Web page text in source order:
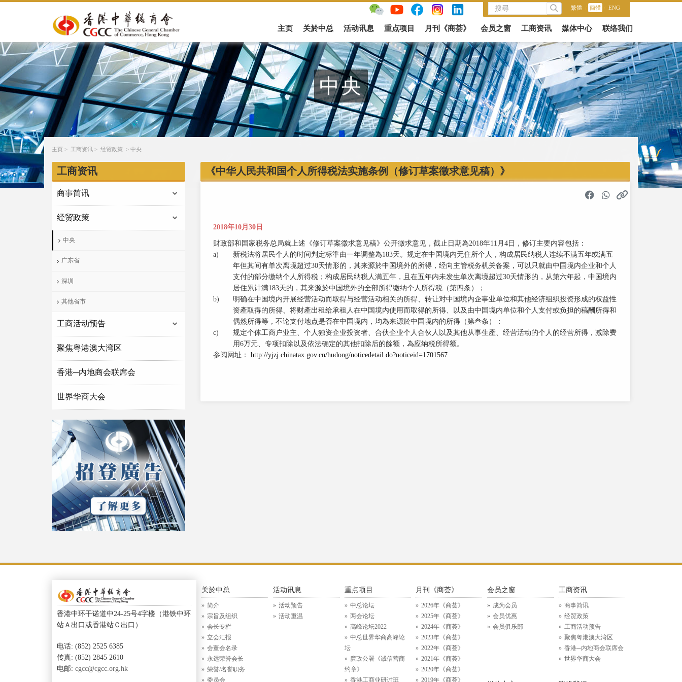
繁體 簡體 ENG
主页 关於中总 活动讯息 重点项目 月刊《商荟》 会员之窗 工商资讯 媒体中心 联络我们
中央
主页 > 工商资讯 > 经贸政策 > 中央
工商资讯
商事简讯
经贸政策
中央
广东省
深圳
其他省市
工商活动预告
聚焦粤港澳大湾区
香港─内地商会联席会
世界华商大会
《中华人民共和国个人所得税法实施条例（修订草案徵求意见稿）》
2018年10月30日
财政部和国家税务总局就上述《修订草案徵求意见稿》公开徵求意见，截止日期為2018年11月4日，修订主要内容包括：
a)
新税法将居民个人的时间判定标準由一年调整為183天。规定在中国境内无住所个人，构成居民纳税人连续不满五年或满五
年但其间有单次离境超过30天情形的，其来源於中国境外的所得，经向主管税务机关备案，可以只就由中国境内企业和个人
支付的部分缴纳个人所得税；构成居民纳税人满五年，且在五年内未发生单次离境超过30天情形的，从第六年起，中国境内
居住累计满183天的，其来源於中国境外的全部所得缴纳个人所得税（第四条）；
b)
明确在中国境内开展经营活动而取得与经营活动相关的所得、转让对中国境内企事业单位和其他经济组织投资形成的权益性
资產取得的所得、将财產出租给承租人在中国境内使用而取得的所得、以及由中国境内单位和个人支付或负担的稿酬所得和
偶然所得等，不论支付地点是否在中国境内，均為来源於中国境内的所得（第叁条）：
c)
规定个体工商户业主、个人独资企业投资者、合伙企业个人合伙人以及其他从事生產、经营活动的个人的经营所得，减除费
用6万元、专项扣除以及依法确定的其他扣除后的餘额，為应纳税所得额。
参阅网址： http://yjzj.chinatax.gov.cn/hudong/noticedetail.do?noticeid=1701567
香港中环干诺道中24-25号4字楼（港铁中环
站Ａ出口或香港站Ｃ出口）
电话: (852) 2525 6385
传真: (852) 2845 2610
电邮: cgcc@cgcc.org.hk
关於中总
简介
宗旨及组织
会长专栏
立会汇报
会董会名录
永远荣誉会长
荣誉/名誉职务
委员会
活动讯息
活动预告
活动重温
重点项目
中总论坛
两会论坛
高峰论坛2022
中总世界华商高峰论
坛
廉政公署《诚信营商
约章》
香港工商业研讨班
月刊《商荟》
2026年《商荟》
2025年《商荟》
2024年《商荟》
2023年《商荟》
2022年《商荟》
2021年《商荟》
2020年《商荟》
2019年《商荟》
会员之窗
成为会员
会员优惠
会员俱乐部
工商资讯
商事简讯
经贸政策
工商活动预告
聚焦粤港澳大湾区
香港─内地商会联席会
世界华商大会